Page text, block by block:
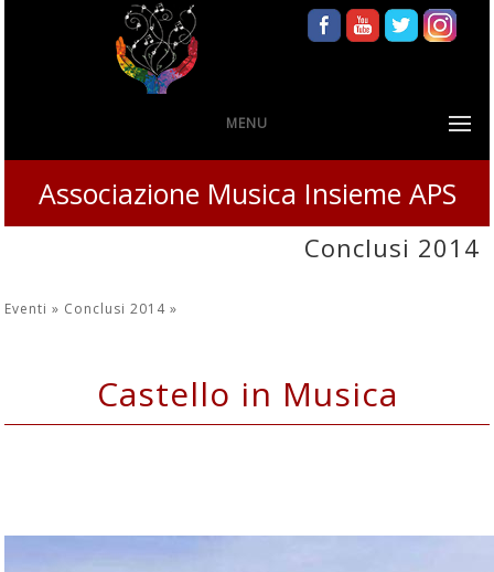
MENU
Associazione Musica Insieme APS
Conclusi 2014
Eventi » Conclusi 2014»
Castello in Musica